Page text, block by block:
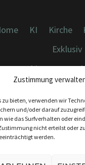
Zustimmung
bieten, verwenden wir
und/oder darauf
das Surfverhalten oder
nicht erteilst oder
werden.
KI Kirche
Exklusiv
Cookies,